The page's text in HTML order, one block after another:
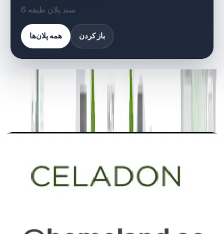
6 سند پلان طبقه
همه پلان‌ها باز کردن
اسناد پلان طبقه